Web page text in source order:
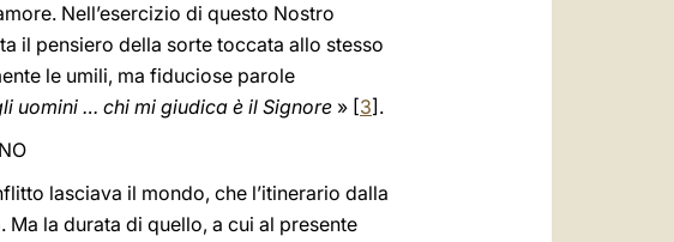
Nell’esercizio di questo Nostro
il pensiero della sorte toccata allo stesso
le umili, ma fiduciose parole
uomini … chi mi giudica è il Signore » [3].
lasciava il mondo, che l’itinerario dalla
la durata di quello, a cui al presente